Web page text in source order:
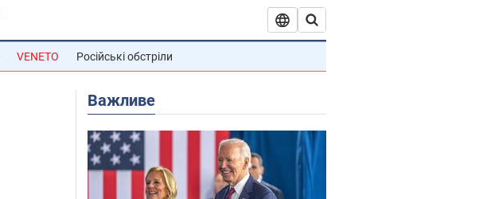
VENETO Російські обстріли
Важливе